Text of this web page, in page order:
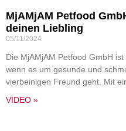
MjAMjAM Petfood
deinen Liebling
05/11/2024
Die MjAMjAM Petfood GmbH
wenn es um gesunde und
vierbeinigen Freund geht. Mit
VIDEO »